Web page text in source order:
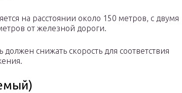
на расстоянии около 150 метров, с двумя
от железной дороги.
снижать скорость для соответствия